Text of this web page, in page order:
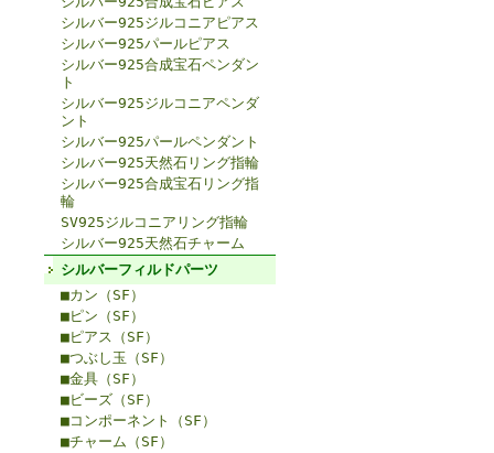
シルバー925ジルコニアピアス
シルバー925パールピアス
シルバー925合成宝石ペンダン
ト
シルバー925ジルコニアペンダ
ント
シルバー925パールペンダント
シルバー925天然石リング指輪
シルバー925合成宝石リング指
輪
SV925ジルコニアリング指輪
シルバー925天然石チャーム
シルバーフィルドパーツ
■カン（SF）
■ピン（SF）
■ピアス（SF）
■つぶし玉（SF）
■金具（SF）
■ビーズ（SF）
■コンポーネント（SF）
■チャーム（SF）